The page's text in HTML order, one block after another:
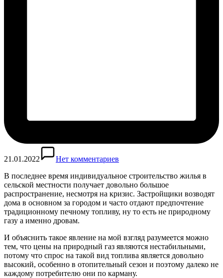
21.01.2022
Нет комментариев
В последнее время индивидуальное строительство жилья в
сельской местности получает довольно большое
распространение, несмотря на кризис. Застройщики возводят
дома в основном за городом и часто отдают предпочтение
традиционному печному топливу, ну то есть не природному
газу а именно дровам.
И объяснить такое явление на мой взгляд разумеется можно
тем, что цены на природный газ являются нестабильными,
потому что спрос на такой вид топлива является довольно
высокий, особенно в отопительный сезон и поэтому далеко не
каждому потребителю они по карману.